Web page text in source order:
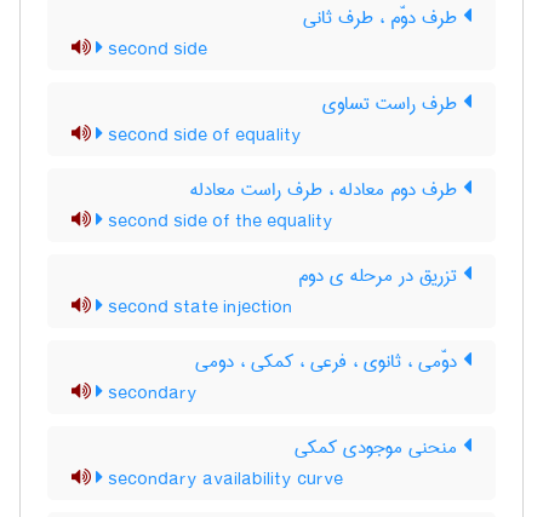
طرف دوّم ، طرف ثانی
second side
طرف راست تساوی
second side of equality
طرف دوم معادله ، طرف راست معادله
second side of the equality
تزریق در مرحله ی دوم
second state injection
دوّمی ، ثانوی ، فرعی ، کمکی ، دومی
secondary
منحنی موجودی کمکی
secondary availability curve